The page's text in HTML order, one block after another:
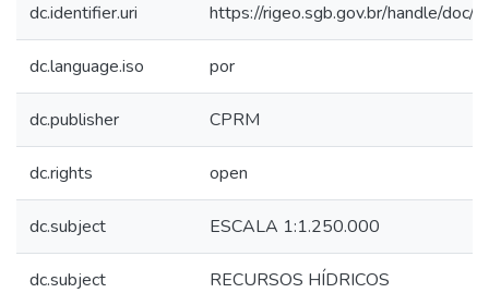
dc.identifier.uri https://rigeo.sgb.gov.br/handle/doc/
dc.language.iso por
dc.publisher CPRM
dc.rights open
dc.subject ESCALA 1:1.250.000
dc.subject RECURSOS HÍDRICOS